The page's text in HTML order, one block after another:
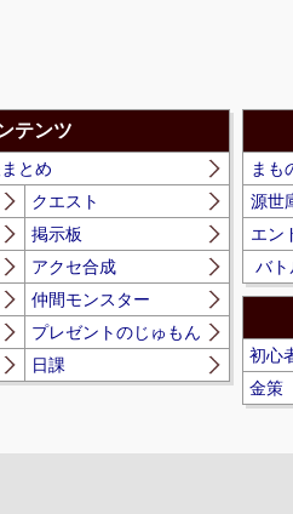
テンツ
とめ
クエスト
掲示板
アクセ合成
仲間モンスター
プレゼントのじゅもん
日課
まも
源世
エン
バ
初心
金策